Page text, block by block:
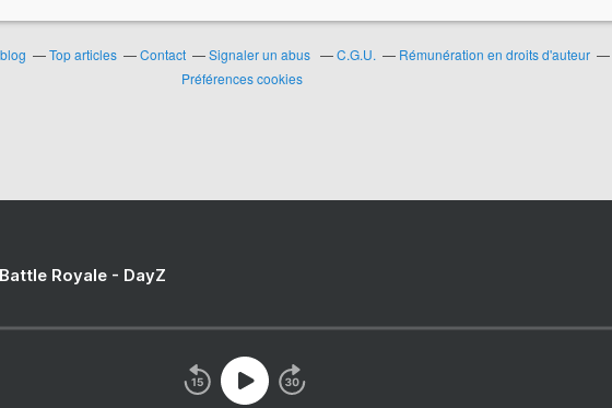
Top articles Contact Signaler un abus C.G.U. Rémunération en droits d'auteur
Préférences cookies
Royale - DayZ